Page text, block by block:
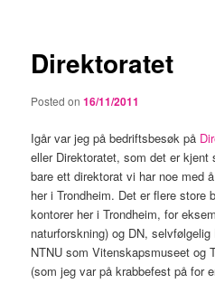
Direktoratet
Posted on16/11/2011
Igår var jeg på bedriftsbesøk på
eller Direktoratet, som det er kjent
bare ett direktorat vi har noe med
her i Trondheim. Det er flere store
kontorer her i Trondheim, for
naturforskning) og DN,
NTNU som Vitenskapsmuseet og
(som jeg var på krabbefest på for